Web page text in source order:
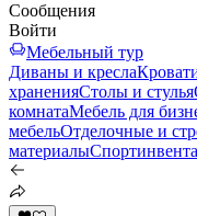
Сообщения
Войти
Мебельный тур
Диваны и кресла
храненияСтолы и стулья
комнатаМебель для
мебельОтделочные и
материалы